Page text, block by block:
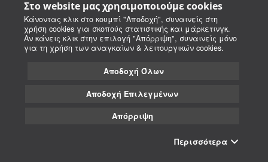
Στο website μας χρησιμοποιούμε cookies
Κάνοντας κλικ στο κουμπί "Αποδοχή", συναινείς στη
χρήση cookies για σκοπούς στατιστικής και μάρκετινγκ.
Αν κάνεις κλικ στην επιλογή "Απόρριψη", συναινείς μόνο
για τη χρήση των αναγκαίων & λειτουργικών cookies.
Αποδοχή Όλων
Αποδοχή Επιλεγμένων
Απόρριψη
Περισσότερα